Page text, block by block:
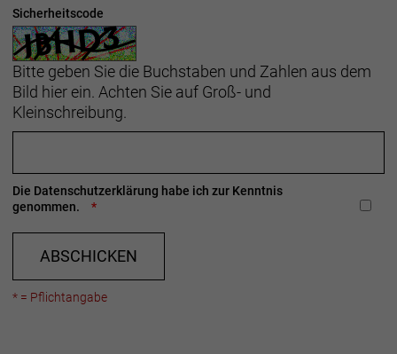
Sicherheitscode
Bitte geben Sie die Buchstaben und Zahlen aus dem
Bild hier ein. Achten Sie auf Groß- und
Kleinschreibung.
Die Datenschutzerklärung habe ich zur Kenntnis
genommen.
ABSCHICKEN
* = Pflichtangabe